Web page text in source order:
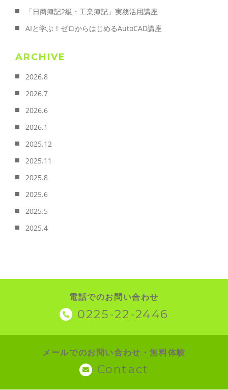
「日商簿記2級・工業簿記」実務活用講座
AIと学ぶ！ゼロからはじめるAutoCAD講座
ARCHIVE
2026.8
2026.7
2026.6
2026.1
2025.12
2025.11
2025.8
2025.6
2025.5
2025.4
電話でのお問い合わせ
0225-22-2446
メールでのお問い合わせ・無料体験
Contact